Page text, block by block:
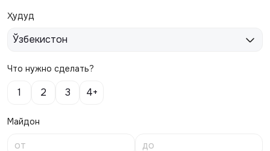
Ҳудуд
Ўзбекистон
Что нужно сделать?
1 2 3 4+
Майдон